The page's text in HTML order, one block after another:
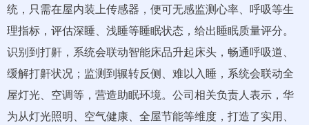
统，只需在屋内装上传感器，便可无感监测心率、呼吸等生
理指标，评估深睡、浅睡等睡眠状态，给出睡眠质量评分。
识别到打鼾，系统会联动智能床品升起床头，畅通呼吸道、
缓解打鼾状况；监测到辗转反侧、难以入睡，系统会联动全
屋灯光、空调等，营造助眠环境。公司相关负责人表示，华
为从灯光照明、空气健康、全屋节能等维度，打造了实用、